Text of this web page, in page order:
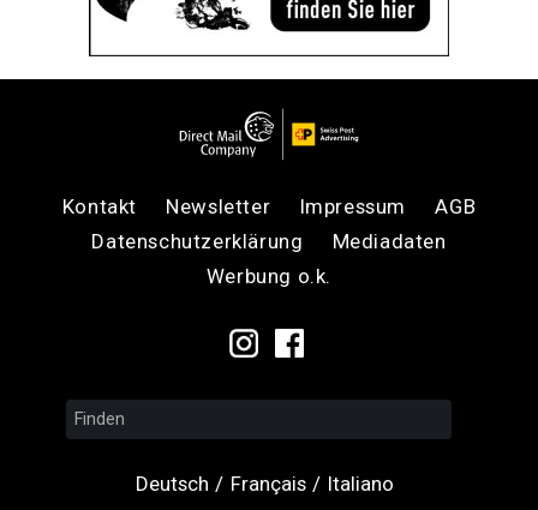
Kontakt Newsletter Impressum
AGB
Datenschutzerklärung
Mediadaten
Werbung o.k.
Deutsch Français Italiano